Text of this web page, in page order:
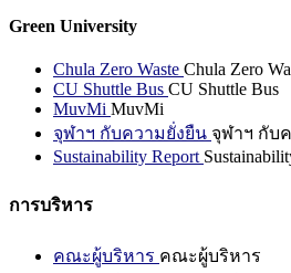
Green University
Chula Zero Waste Chula Zero
CU Shuttle Bus CU Shuttle Bus
MuvMi MuvMi
จุฬาฯ กับความยั่งยืน จุฬาฯ กับ
Sustainability Report
การบริหาร
คณะผู้บริหาร คณะผู้บริหาร